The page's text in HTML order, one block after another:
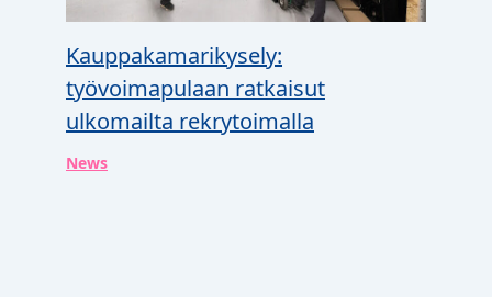
Kauppakamarikysely:
työvoimapulaan ratkaisut
ulkomailta rekrytoimalla
News